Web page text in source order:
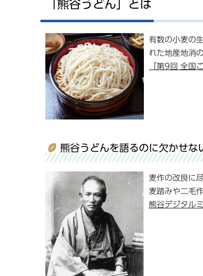
「熊谷うどん」とは
有数の小麦の
れた地産地消
「第9回 全国
熊谷うどんを語るのに欠かせな
麦作の改良に
麦踏みや二毛
熊谷デジタル